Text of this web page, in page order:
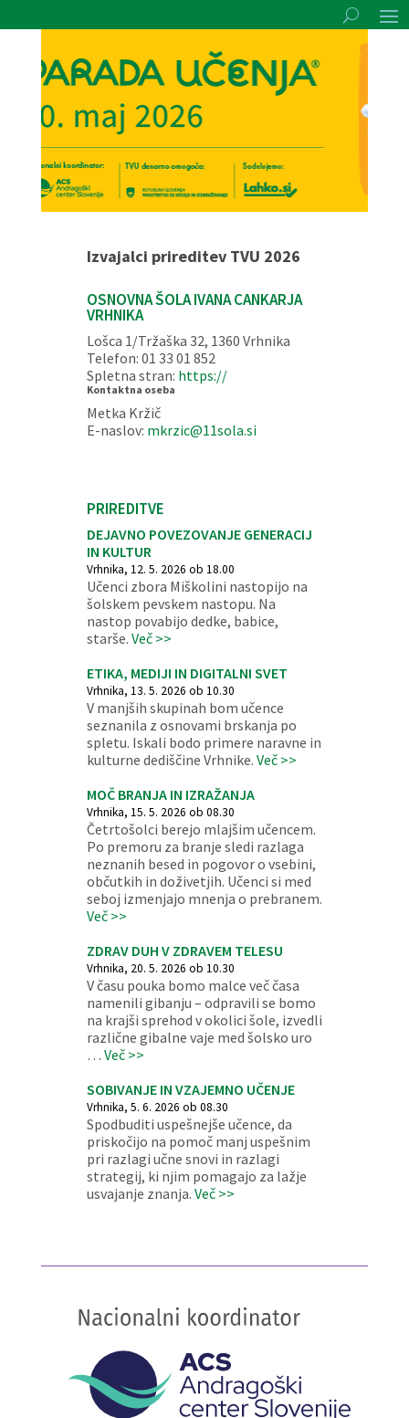
Izvajalci prireditev TVU 2026
OSNOVNA ŠOLA IVANA CANKARJA
VRHNIKA
Lošca 1/Tržaška 32, 1360 Vrhnika
Telefon: 01 33 01 852
Spletna stran: https://
Kontaktna oseba
Metka Kržič
E-naslov: mkrzic@11sola.si
PRIREDITVE
DEJAVNO POVEZOVANJE GENERACIJ
IN KULTUR
Vrhnika, 12. 5. 2026 ob 18.00
Učenci zbora Miškolini nastopijo na
šolskem pevskem nastopu. Na
nastop povabijo dedke, babice,
starše. Več >>
ETIKA, MEDIJI IN DIGITALNI SVET
Vrhnika, 13. 5. 2026 ob 10.30
V manjših skupinah bom učence
seznanila z osnovami brskanja po
spletu. Iskali bodo primere naravne in
kulturne dediščine Vrhnike. Več >>
MOČ BRANJA IN IZRAŽANJA
Vrhnika, 15. 5. 2026 ob 08.30
Četrtošolci berejo mlajšim učencem.
Po premoru za branje sledi razlaga
neznanih besed in pogovor o vsebini,
občutkih in doživetjih. Učenci si med
seboj izmenjajo mnenja o prebranem.
Več >>
ZDRAV DUH V ZDRAVEM TELESU
Vrhnika, 20. 5. 2026 ob 10.30
V času pouka bomo malce več časa
namenili gibanju – odpravili se bomo
na krajši sprehod v okolici šole, izvedli
različne gibalne vaje med šolsko uro
… Več >>
SOBIVANJE IN VZAJEMNO UČENJE
Vrhnika, 5. 6. 2026 ob 08.30
Spodbuditi uspešnejše učence, da
priskočijo na pomoč manj uspešnim
pri razlagi učne snovi in razlagi
strategij, ki njim pomagajo za lažje
usvajanje znanja. Več >>